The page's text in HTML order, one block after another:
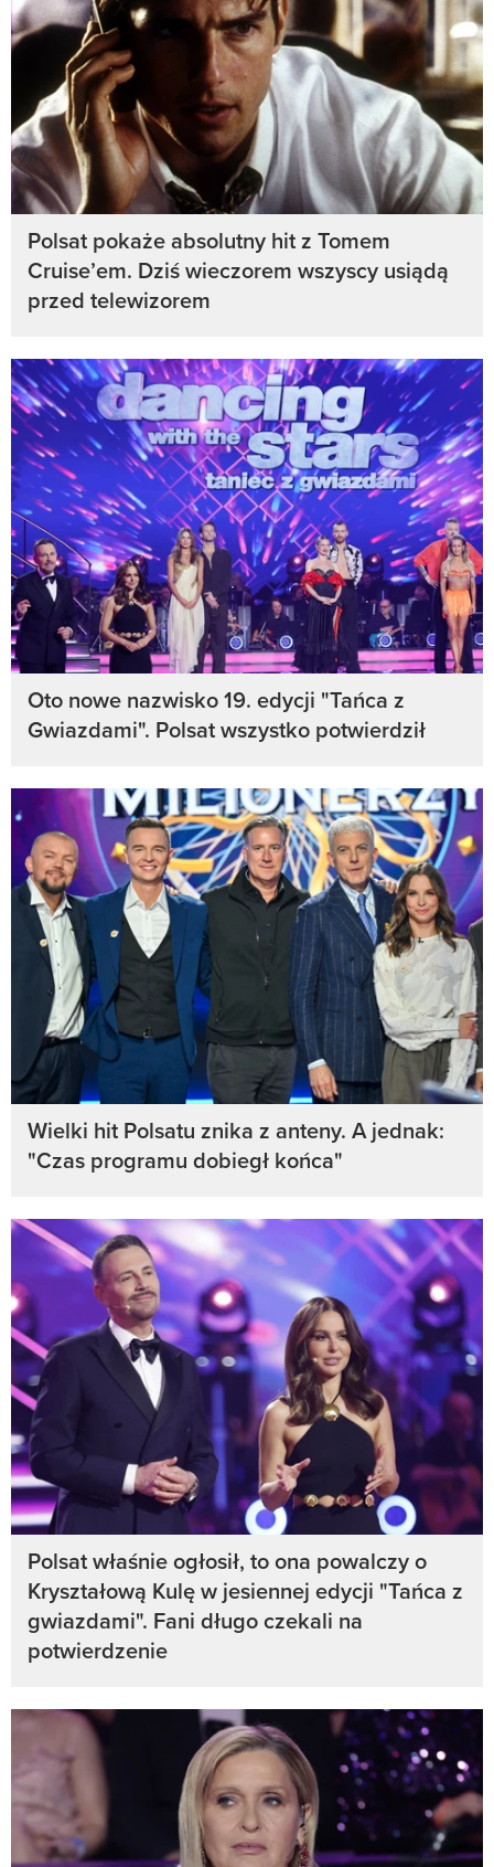
Polsat pokaże absolutny hit z Tomem
Cruise’em. Dziś wieczorem wszyscy usiądą
przed telewizorem
Oto nowe nazwisko 19. edycji "Tańca z
Gwiazdami". Polsat wszystko potwierdził
Wielki hit Polsatu znika z anteny. A jednak:
"Czas programu dobiegł końca"
Polsat właśnie ogłosił, to ona powalczy o
Kryształową Kulę w jesiennej edycji "Tańca z
gwiazdami". Fani długo czekali na
potwierdzenie